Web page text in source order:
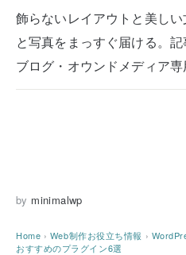
飾らないレイアウトと美し
と写真をまっすぐ届ける。
ブログ・オウンドメディア
by minimalwp
Home › Web制作お役立ち情報 ›
おすすめのプラグイン6選